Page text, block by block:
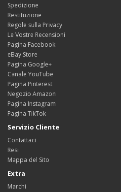
Spedizione
Restituzione
Regole sulla Privacy
Le Vostre Recensioni
Pagina Facebook
eBay Store
Pagina Google+
Canale YouTube
Pagina Pinterest
Negozio Amazon
Pagina Instagram
Pagina TikTok
Servizio Cliente
Contattaci
Resi
Mappa del Sito
Extra
Marchi